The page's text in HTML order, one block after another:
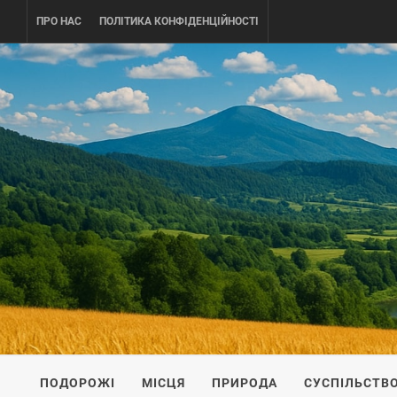
content
ПРО НАС ПОЛІТИКА КОНФІДЕНЦІЙНОСТІ
UKRAINE-
ПОДОРОЖI ПО УКРАЇНІ
ПОДОРОЖІ МІСЦЯ ПРИРОДА